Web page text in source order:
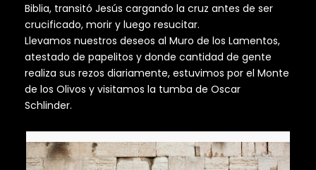
Biblia, transitó Jesús cargando la cruz antes de ser
crucificado, morir y luego resucitar.
Llevamos nuestros deseos al Muro de los Lamentos,
atestado de papelitos y donde cantidad de gente
realiza sus rezos diariamente, estuvimos por el Monte
de los Olivos y visitamos la tumba de Oscar
Schlinder.